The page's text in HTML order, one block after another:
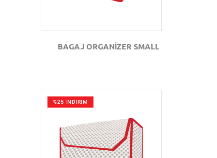
BAGAJ ORGANİZER SMALL
%25 İNDİRİM
GÖZAT